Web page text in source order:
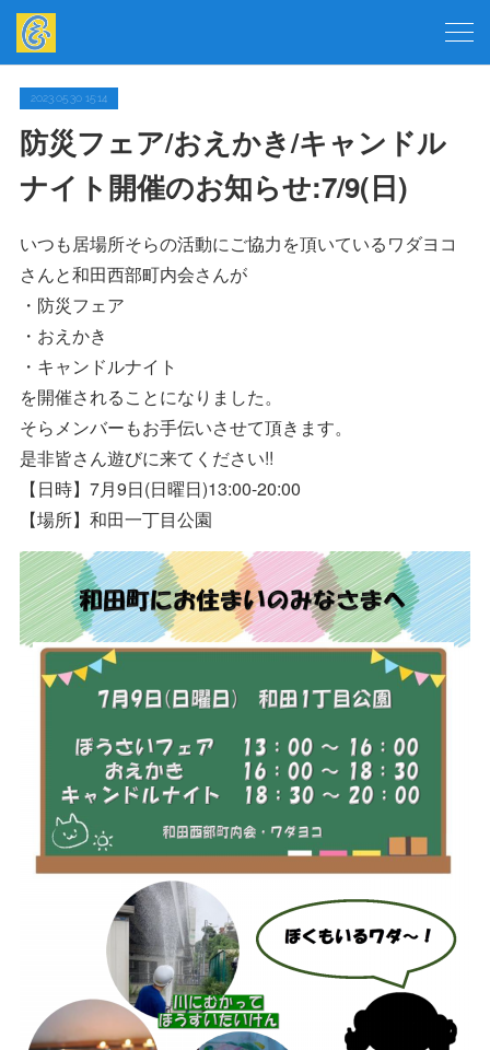
2023.05.30 15:14
防災フェア/おえかき/キャンドル
ナイト開催のお知らせ:7/9(日)
いつも居場所そらの活動にご協力を頂いているワダヨコ
さんと和田西部町内会さんが
・防災フェア
・おえかき
・キャンドルナイト
を開催されることになりました。
そらメンバーもお手伝いさせて頂きます。
是非皆さん遊びに来てください!!
【日時】7月9日(日曜日)13:00-20:00
【場所】和田一丁目公園